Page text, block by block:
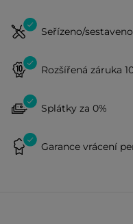
Seřízeno/
Rozšířená záruka
Splátky za 0%
Garance vrácení